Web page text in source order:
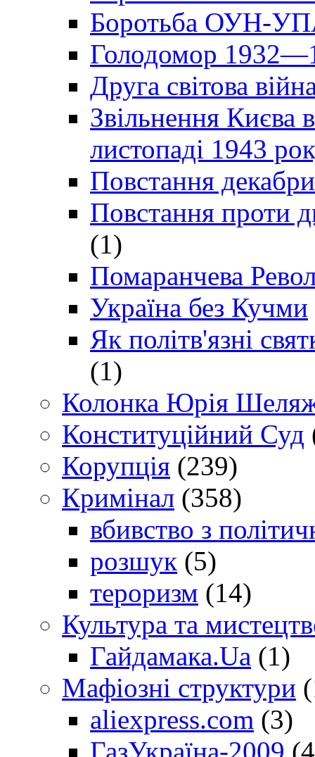
Боротьба ОУН-УПА
Голодомор
Друга світова
Звільнення Києва
листопаді 1943
Повстання
Повстання проти
(1)
Помаранчева
Україна без Кучми
Як політв'язні
(1)
Колонка Юрія
Конституційний Суд
Корупція (239)
Кримінал (358)
вбивство з
розшук (5)
тероризм (14)
Культура та
Гайдамака.Ua (1)
Мафіозні структури
aliexpress.com (3)
ГазУкраїна-2009